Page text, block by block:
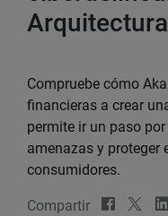
Compruebe cómo
financieras a crear
permite ir un paso
amenazas y proteger
consumidores.
Compartir